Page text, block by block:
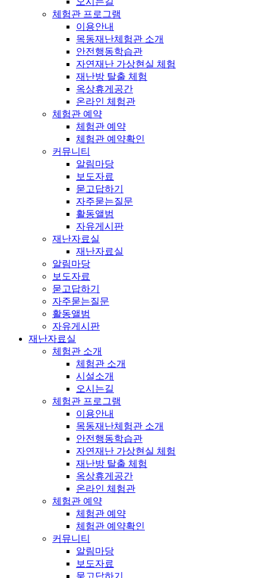
체험관 프로그램
이용안내
목동재난체험관 소개
안전행동학습관
자연재난 가상현실 체험
재난방 탈출 체험
옥상휴게공간
온라인 체험관
체험관 예약
체험관 예약
체험관 예약확인
커뮤니티
알림마당
보도자료
묻고답하기
자주묻는질문
활동앨범
자유게시판
재난자료실
재난자료실
알림마당
보도자료
묻고답하기
자주묻는질문
활동앨범
자유게시판
재난자료실
체험관 소개
체험관 소개
시설소개
오시는길
체험관 프로그램
이용안내
목동재난체험관 소개
안전행동학습관
자연재난 가상현실 체험
재난방 탈출 체험
옥상휴게공간
온라인 체험관
체험관 예약
체험관 예약
체험관 예약확인
커뮤니티
알림마당
보도자료